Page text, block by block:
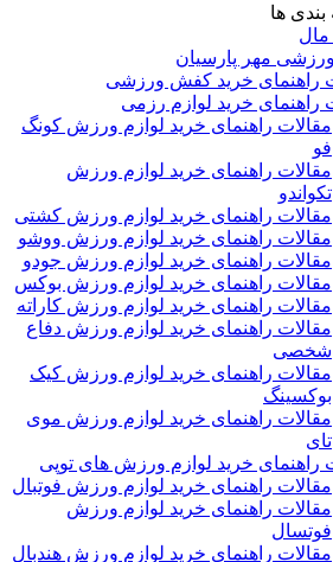
ها
مال
مهر پارسیان
راهنمای خرید کفش ورزشی
راهنمای خرید لوازم رزمی
مقالات راهنمای خرید لوازم ورزش کونگ
فو
مقالات راهنمای خرید لوازم ورزش
تکواندو
مقالات راهنمای خرید لوازم ورزش کشتی
مقالات راهنمای خرید لوازم ورزش ووشو
مقالات راهنمای خرید لوازم ورزش جودو
مقالات راهنمای خرید لوازم ورزش بوکس
مقالات راهنمای خرید لوازم ورزش کاراته
مقالات راهنمای خرید لوازم ورزش دفاع
شخصی
مقالات راهنمای خرید لوازم ورزش کیک
بوکسینگ
مقالات راهنمای خرید لوازم ورزش موی
تای
راهنمای خرید لوازم ورزش های توپی
مقالات راهنمای خرید لوازم ورزش فوتبال
مقالات راهنمای خرید لوازم ورزش
فوتسال
مقالات راهنمای خرید لوازم ورزش هندبال